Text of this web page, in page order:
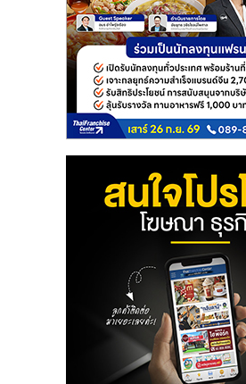
ไชส์
ขาย
หน้า